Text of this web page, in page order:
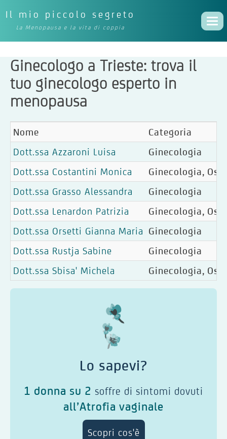
Il mio piccolo segreto
La Menopausa e la vita di coppia
Ginecologo a Trieste: trova il
tuo ginecologo esperto in
menopausa
Nome
Categoria
Dott.ssa Azzaroni Luisa
Ginecologia
Dott.ssa Costantini Monica
Ginecologia,
Dott.ssa Grasso Alessandra
Ginecologia
Dott.ssa Lenardon Patrizia
Ginecologia,
Dott.ssa Orsetti Gianna Maria Ginecologia
Dott.ssa Rustja Sabine
Ginecologia
Dott.ssa Sbisa' Michela
Ginecologia,
Lo sapevi?
1 donna su 2 soffre di sintomi dovuti
all’Atrofia vaginale
Scopri cos'è